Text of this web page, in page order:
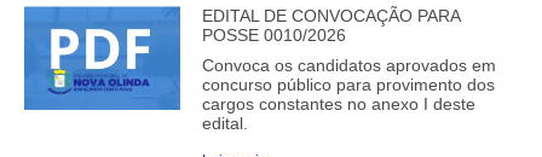
EDITAL DE CONVOCAÇÃO PARA
POSSE 0010/2026
Convoca os candidatos aprovados em
concurso público para provimento dos
cargos constantes no anexo I deste
edital.